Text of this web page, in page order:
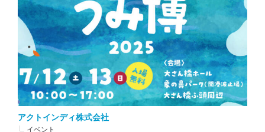
アクトインディ株式会社
イベント